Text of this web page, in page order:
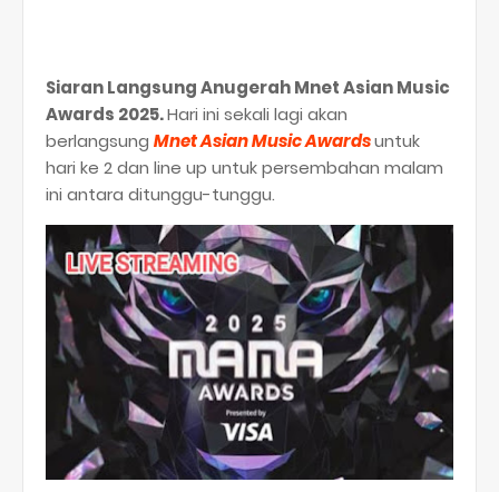
Siaran Langsung Anugerah Mnet Asian Music
Awards 2025.Hari ini sekali lagi akan
berlangsung Mnet Asian Music Awardsuntuk
hari ke 2 dan line up untuk persembahan malam
ini antara ditunggu-tunggu.